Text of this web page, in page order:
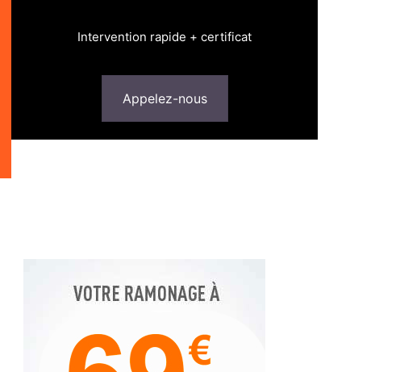
Intervention rapide + certificat
Appelez-nous